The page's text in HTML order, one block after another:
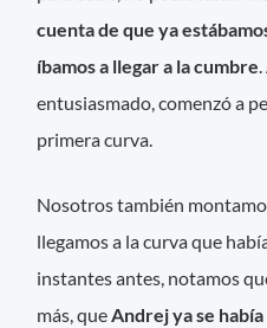
cuenta de que ya
íbamos a llegar a la cumbre
entusiasmado, comenzó a
primera curva.
Nosotros también
llegamos a la curva que
instantes antes, notamos
más, queAndrej ya se